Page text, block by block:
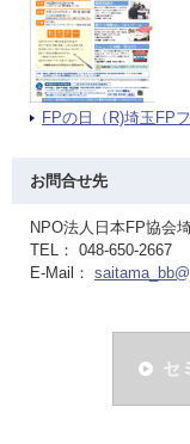
FPの日（R)埼玉FP
お問合せ先
NPO法人日本FP協会
TEL： 048-650-2667
E-Mail：
セ